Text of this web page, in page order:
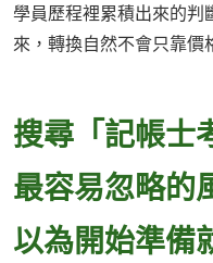
學員歷程裡累積出來的判
來，轉換自然不會只靠價
搜尋「記帳士
最容易忽略的
以為開始準備